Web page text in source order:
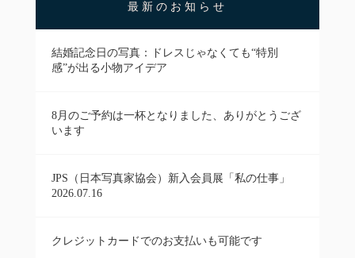
最新のお知らせ
結婚記念日の写真：ドレスじゃなくても“特別
感”が出る小物アイデア
8月のご予約は一杯となりました、ありがとうござ
います
JPS（日本写真家協会）新入会員展「私の仕事」
2026.07.16
クレジットカードでのお支払いも可能です